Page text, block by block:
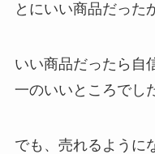
とにいい商品だった
いい商品だったら自
一のいいところでし
でも、売れるように